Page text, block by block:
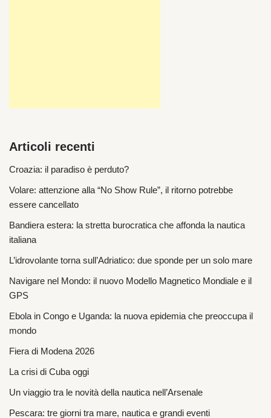
Articoli recenti
Croazia: il paradiso è perduto?
Volare: attenzione alla “No Show Rule”, il ritorno potrebbe
essere cancellato
Bandiera estera: la stretta burocratica che affonda la nautica
italiana
L’idrovolante torna sull’Adriatico: due sponde per un solo mare
Navigare nel Mondo: il nuovo Modello Magnetico Mondiale e il
GPS
Ebola in Congo e Uganda: la nuova epidemia che preoccupa il
mondo
Fiera di Modena 2026
La crisi di Cuba oggi
Un viaggio tra le novità della nautica nell’Arsenale
Pescara: tre giorni tra mare, nautica e grandi eventi